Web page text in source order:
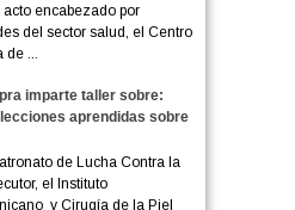
encabezado por
del sector salud, el Centro
de ...
imparte taller sobre:
aprendidas sobre
de Lucha Contra la
el Instituto
y Cirugía de la Piel